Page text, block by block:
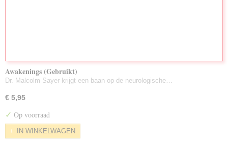
Awakenings (Gebruikt)
Dr. Malcolm Sayer krijgt een baan op de neurologische…
€ 5,95
✓ Op voorraad
IN WINKELWAGEN